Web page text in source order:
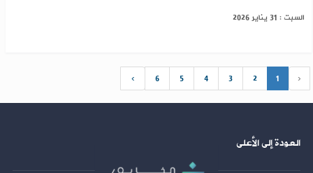
السبت : 31 يناير 2026
‹
1
2
3
4
5
6
›
العودة إلى الأعلى